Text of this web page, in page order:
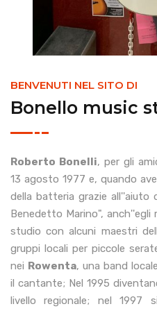
BENVENUTI NEL SITO DI
Bonello music
Roberto Bonelli, per gli
13 agosto 1977 e, quando
della batteria grazie all''aiuto
Benedetto Marino", anch''egli
studio con alcuni maestri
gruppi locali per piccole
nei Rowenta, una band
il cantante; Nel 1995
livello regionale; nel 1997